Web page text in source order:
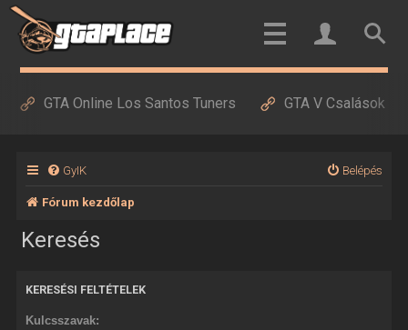
GTA Online Los Santos Tuners GTA V Csalások
GyIK Belépés
Fórum kezdőlap
Keresés
KERESÉSI FELTÉTELEK
Kulcsszavak: